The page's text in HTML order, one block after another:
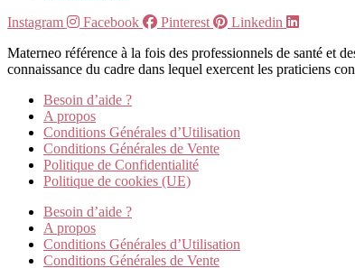
Instagram
Facebook Pinterest
Linkedin
Materneo référence à la fois des professionnels de santé et
connaissance du cadre dans lequel exercent les praticiens
Besoin d’aide ?
A propos
Conditions Générales d’Utilisation
Conditions Générales de Vente
Politique de Confidentialité
Politique de cookies (UE)
Besoin d’aide ?
A propos
Conditions Générales d’Utilisation
Conditions Générales de Vente